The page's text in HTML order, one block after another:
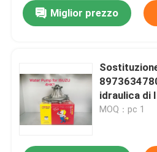
Miglior prezzo
idraulica di
MOQ：pc 1